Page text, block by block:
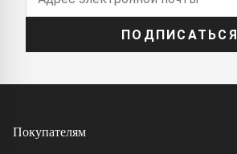
ПОДПИСАТЬСЯ
Покупателям